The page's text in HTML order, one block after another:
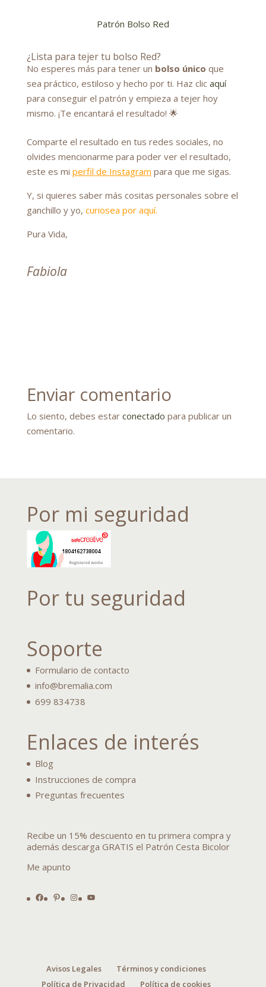
Patrón Bolso Red
¿Lista para tejer tu bolso Red?
No esperes más para tener un bolso único que
sea práctico, estiloso y hecho por ti. Haz clic aquí
para conseguir el patrón y empieza a tejer hoy
mismo. ¡Te encantará el resultado! 🌟
Comparte el resultado en tus redes sociales, no
olvides mencionarme para poder ver el resultado,
este es mi perfil de Instagram para que me sigas.
Y, si quieres saber más cositas personales sobre el
ganchillo y yo, curiosea por aquí.
Pura Vida,
Fabiola
Enviar comentario
Lo siento, debes estar conectado para publicar un
comentario.
Por mi seguridad
Por tu seguridad
Soporte
Formulario de contacto
info@bremalia.com
699 834738
Enlaces de interés
Blog
Instrucciones de compra
Preguntas frecuentes
Recibe un 15% descuento en tu primera compra y
además descarga GRATIS el Patrón Cesta Bicolor
Me apunto
Facebook
Pinterest
Instagram
YouTube
Avisos Legales
Términos y condiciones
Política de Privacidad
Política de cookies